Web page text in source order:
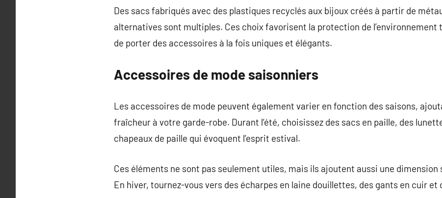
Des sacs fabriqués avec des plastiques recyclés aux bijoux créés à partir de
alternatives sont multiples. Ces choix favorisent la protection de
de porter des accessoires à la fois uniques et élégants.
Accessoires de mode saisonniers
Les accessoires de mode peuvent également varier en fonction des saisons,
fraîcheur à votre garde-robe. Durant l’été, choisissez des sacs en paille, des
chapeaux de paille qui évoquent l’esprit estival.
Ces éléments ne sont pas seulement utiles, mais ils ajoutent aussi une dimension
En hiver, tournez-vous vers des écharpes en laine douillettes, des gants en cuir et